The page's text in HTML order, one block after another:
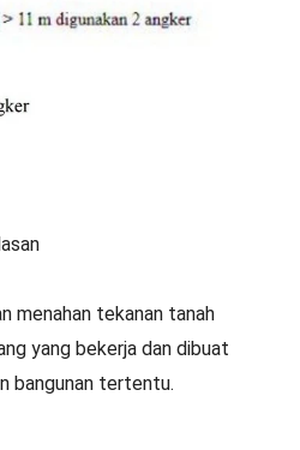
menahan tekanan tanah
yang bekerja dan dibuat
bangunan tertentu.